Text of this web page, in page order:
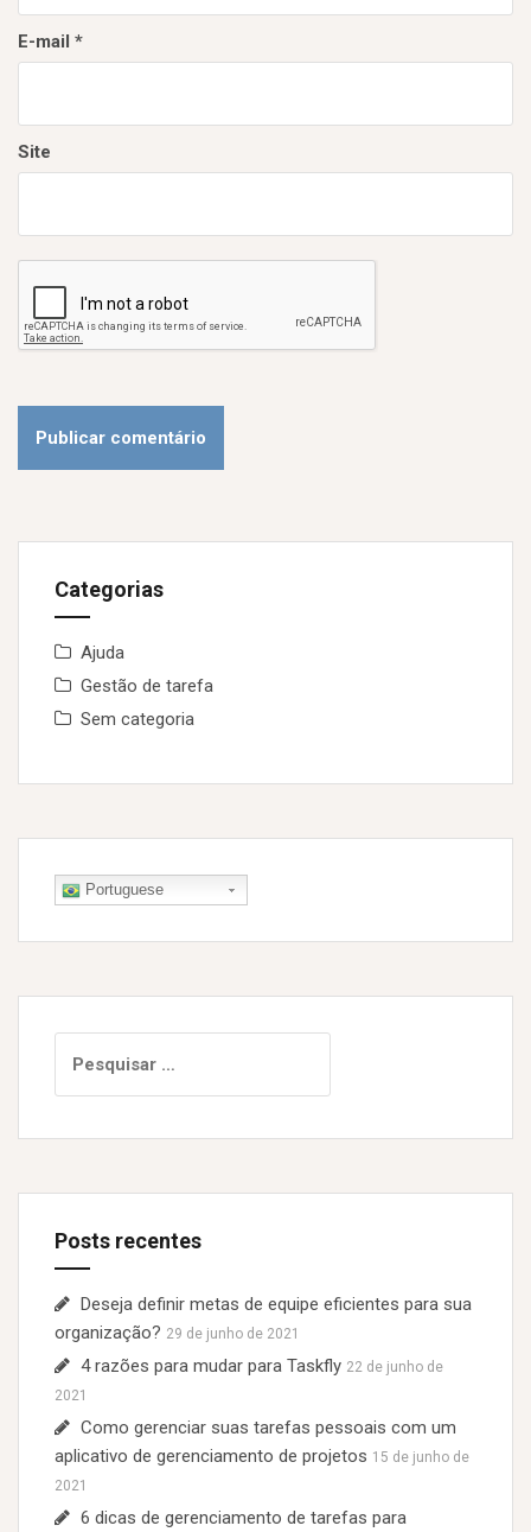
E-mail *
Site
Categorias
Ajuda
Gestão de tarefa
Sem categoria
Portuguese
s
i
a
r
p
o
r
:
Posts recentes
Deseja definir metas de equipe eficientes para sua
organização? 29 de junho de 2021
4 razões para mudar para Taskfly 22 de junho de
2021
Como gerenciar suas tarefas pessoais com um
aplicativo de gerenciamento de projetos 15 de junho de
2021
6 dicas de gerenciamento de tarefas para